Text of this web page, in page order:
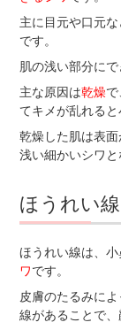
主に目元や口元
です。
肌の浅い部分に
主な原因は乾燥
てキメが乱れると
乾燥した肌は表
浅い細かいシワと
ほうれい線
ほうれい線は、
ワです。
皮膚のたるみに
線があることで